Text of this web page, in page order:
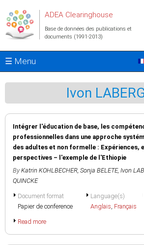
ADEA Clearinghouse
Base de données des publications et
documents (1991-2013)
☰ Menu
Ivon
Intégrer l'éducation de base, les
professionnelles dans une approche
des adultes et non formelle : Expériences,
perspectives – l'exemple de l'Ethiopie
By Katrin KOHLBECHER, Sonja BELETE, Ivon
QUINCKE
Document format
Papier de conference
Language(s)
Anglais, Français
Read more